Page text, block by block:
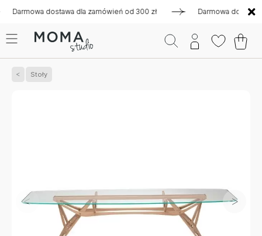
dostawa dla zamówień od 300 zł Darmowa dostawa dla
Stoły